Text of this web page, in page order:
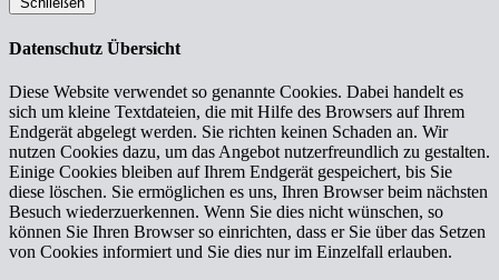
Datenschutz Übersicht
Diese Website verwendet so genannte Cookies. Dabei handelt es
sich um kleine Textdateien, die mit Hilfe des Browsers auf Ihrem
Endgerät abgelegt werden. Sie richten keinen Schaden an. Wir
nutzen Cookies dazu, um das Angebot nutzerfreundlich zu gestalten.
Einige Cookies bleiben auf Ihrem Endgerät gespeichert, bis Sie
diese löschen. Sie ermöglichen es uns, Ihren Browser beim nächsten
Besuch wiederzuerkennen. Wenn Sie dies nicht wünschen, so
können Sie Ihren Browser so einrichten, dass er Sie über das Setzen
von Cookies informiert und Sie dies nur im Einzelfall erlauben.